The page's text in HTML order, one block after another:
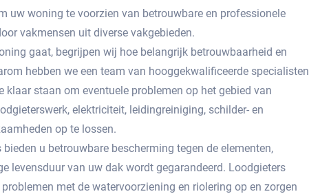
uw woning te voorzien van betrouwbare en professionele
vakmensen uit diverse vakgebieden.
gaat, begrijpen wij hoe belangrijk betrouwbaarheid en
hebben we een team van hooggekwalificeerde specialisten
klaar staan om eventuele problemen op het gebied van
elektriciteit, leidingreiniging, schilder- en
op te lossen.
bieden u betrouwbare bescherming tegen de elementen,
levensduur van uw dak wordt gegarandeerd. Loodgieters
met de watervoorziening en riolering op en zorgen